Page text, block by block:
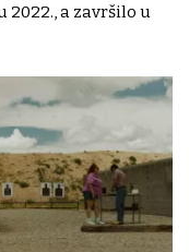
2022., a završilo u